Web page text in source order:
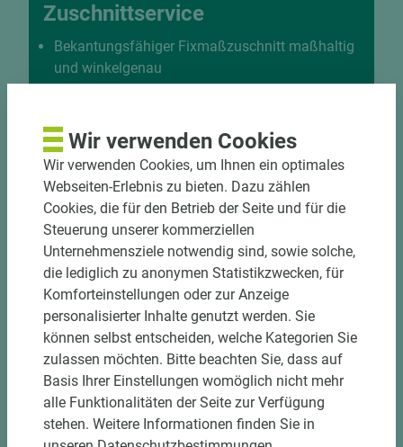
Zuschnittservice
Bekantungsfähiger Fixmaßzuschnitt maßhaltig
und winkelgenau
Hohe und präzise Leistung durch
Einzelteiletikettierung auf Wunsch möglich
Materialschonende und kundengerechte
Verpackung der Fixmaße
Jetzt Zuschnitt anfragen
Wir verwenden Cookies
Wir verwenden Cookies, um Ihnen ein optimales
Webseiten-Erlebnis zu bieten. Dazu zählen
Cookies, die für den Betrieb der Seite und für die
Steuerung unserer kommerziellen
Unternehmensziele notwendig sind, sowie solche,
die lediglich zu anonymen Statistikzwecken, für
Komforteinstellungen oder zur Anzeige
personalisierter Inhalte genutzt werden. Sie
können selbst entscheiden, welche Kategorien Sie
zulassen möchten. Bitte beachten Sie, dass auf
Basis Ihrer Einstellungen womöglich nicht mehr
alle Funktionalitäten der Seite zur Verfügung
stehen. Weitere Informationen finden Sie in